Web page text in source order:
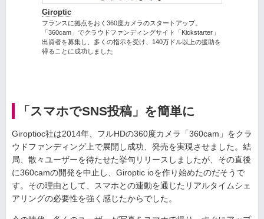
Giroptic
フランスに拠点をおく360度カメラのスタートアップ。
「360cam」でクラウドファンディングサイト「Kickstarter」
出資者を募集し、多くの指示を受け、140万ドル以上の援助を
得ることに成功しました
「スマホでSNS投稿」を簡単に
Giroptioc社は2014年、フルHDの360度カメラ「360cam」をクラ
ウドファンディング上で展開し成功、発売を実現させました。結
局、散々ユーザーを待たせた挙句リリースしましたが、その直後
に360camの開発を中止し、Giroptic ioを作り始めたのだそうで
す。その理由として、スマホとの連動を通じたリアルタイムシェ
アリングの必要性を強く感じたからでした。